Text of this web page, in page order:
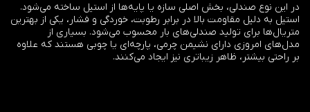
در این نوع صندلی، بخش اصلی سازه یا پایه‌ها از استیل ساخته می‌شود.
استیل به دلیل مقاومت بالا در برابر رطوبت، خوردگی و فشار، یکی از بهترین
متریال‌ها برای تولید صندلی‌های بار محسوب می‌شود. بسیاری از
مدل‌های امروزی دارای نشیمن چرمی، پارچه‌ای یا چوبی هستند که علاوه
بر راحتی بیشتر، ظاهر زیباتری نیز ایجاد می‌کنند.